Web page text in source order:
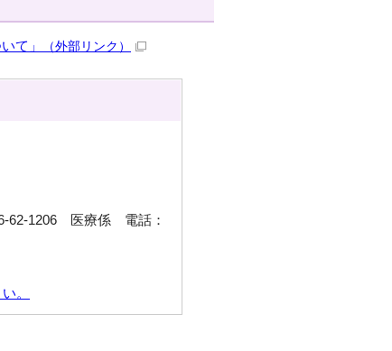
て」 （外部リンク）
62-1206 医療係 電話：
。